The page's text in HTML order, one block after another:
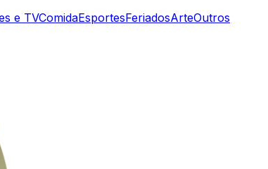
e TVComidaEsportesFeriadosArteOutros